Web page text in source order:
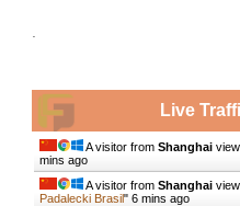
Live
A visitor from Shanghai
mins ago
A visitor from Shanghai
Padalecki Brasil" 6 mins ago